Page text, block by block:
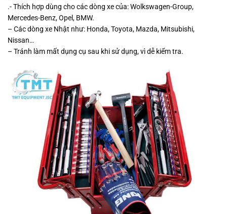
.- Thích hợp dùng cho các dòng xe của: Wolkswagen-Group,
Mercedes-Benz, Opel, BMW.
– Các dòng xe Nhật như: Honda, Toyota, Mazda, Mitsubishi,
Nissan…
– Tránh làm mất dụng cụ sau khi sử dụng, vì dễ kiểm tra.